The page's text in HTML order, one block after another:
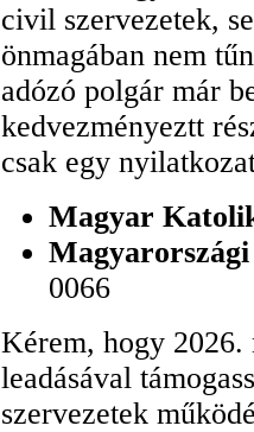
civil szervezetek,
önmagában nem
adózó polgár már
kedvezményeztt
csak egy
Magyar
0066
Kérem, hogy 2026.
leadásával
szervezetek